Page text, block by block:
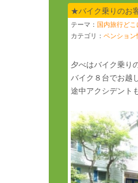
★バイク乗りのお
テーマ： 国内旅行ど
カテゴリ：ペンション
夕べはバイク乗り
バイク８台でお越
途中アクシデント